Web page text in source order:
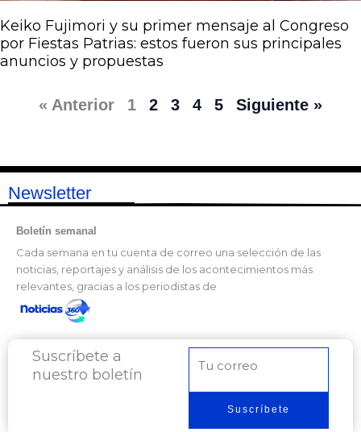
Keiko Fujimori y su primer mensaje al Congreso
por Fiestas Patrias: estos fueron sus principales
anuncios y propuestas
« Anterior 1 2 3 4 5 Siguiente »
Newsletter
Boletín semanal
Cada semana en tu cuenta de correo una selección de las
noticias, reportajes y análisis de los acontecimientos más
relevantes, gracias a los periodistas de
Suscríbete a
nuestro boletín
electrónico
Suscríbete